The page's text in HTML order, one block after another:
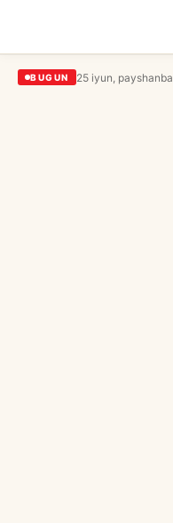
BUGUN 25 iyun, payshanba